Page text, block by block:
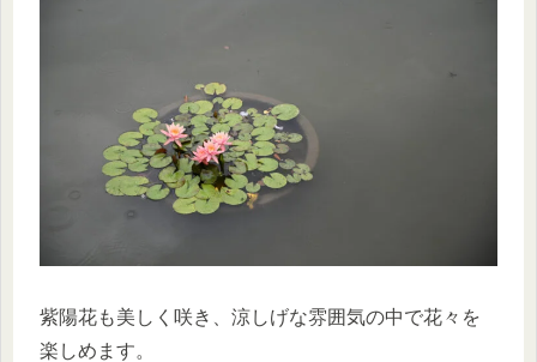
紫陽花も美しく咲き、涼しげな雰囲気の中で花々を
楽しめます。